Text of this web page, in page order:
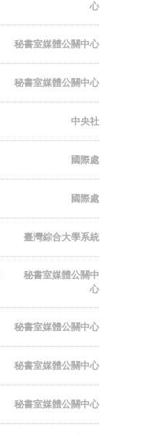
心
秘書室媒體公關中心
秘書室媒體公關中心
中央社
國際處
國際處
臺灣綜合大學系統
秘書室媒體公關中
心
秘書室媒體公關中心
秘書室媒體公關中心
秘書室媒體公關中心